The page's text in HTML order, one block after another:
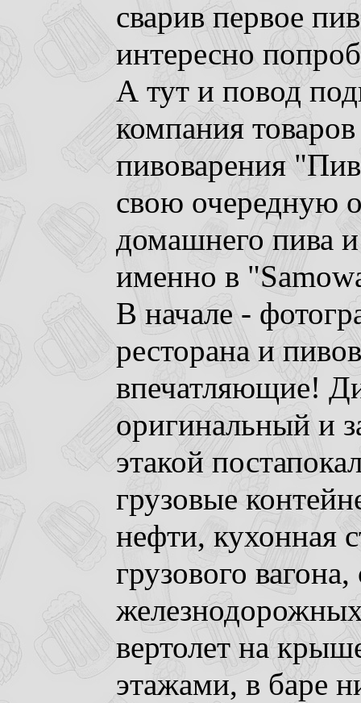
сварив первое
интересно
А тут и повод
компания
пивоварения
свою очередную
домашнего пива и
именно в
В начале -
ресторана и
впечатляющие!
оригинальный и
этакой
грузовые
нефти, кухонная
грузового вагона,
вертолет на
этажами, в баре